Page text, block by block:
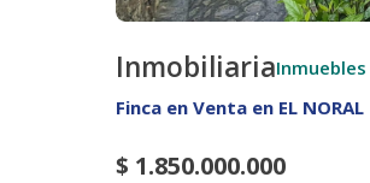
Inmobiliaria
Finca en Venta en EL NORAL
$ 1.850.000.000